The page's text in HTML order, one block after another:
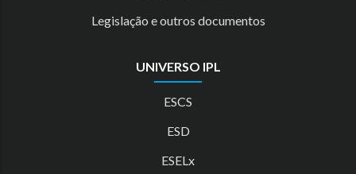
Legislação e outros documentos
UNIVERSO IPL
ESCS
ESD
ESELx